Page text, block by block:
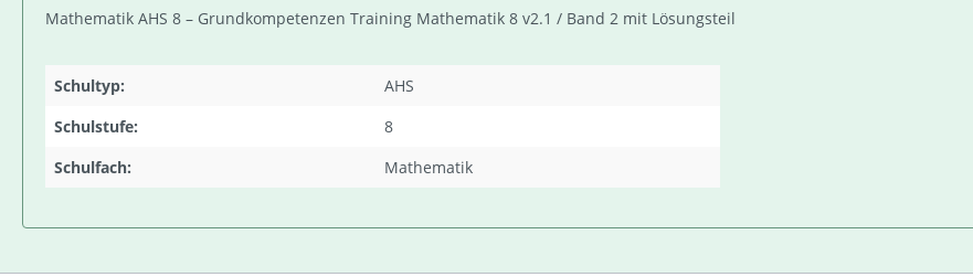
Mathematik AHS 8 – Grundkompetenzen Training Mathematik 8 v2.1 / Band 2 mit Lösungsteil
Schultyp:
AHS
Schulstufe:
8
Schulfach:
Mathematik